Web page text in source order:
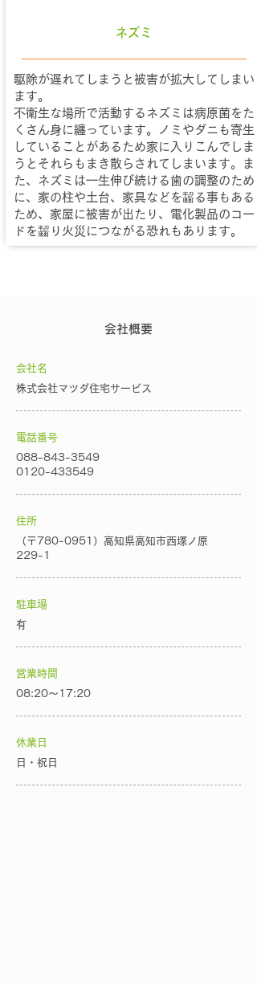
ネズミ
駆除が遅れてしまうと被害が拡大してしまい
ます。
不衛生な場所で活動するネズミは病原菌をた
くさん身に纏っています。ノミやダニも寄生
していることがあるため家に入りこんでしま
うとそれらもまき散らされてしまいます。ま
た、ネズミは一生伸び続ける歯の調整のため
に、家の柱や土台、家具などを齧る事もある
ため、家屋に被害が出たり、電化製品のコー
ドを齧り火災につながる恐れもあります。
会社概要
会社名
株式会社マツダ住宅サービス
電話番号
088-843-3549
0120-433549
住所
（〒780-0951）高知県高知市西塚ノ原
229-1
駐車場
有
営業時間
08:20～17:20
休業日
日・祝日